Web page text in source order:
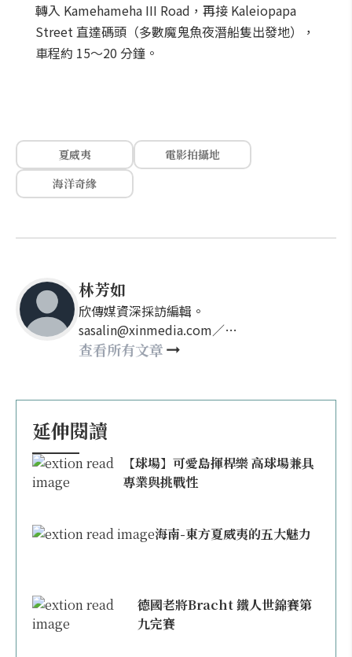
轉入 Kamehameha III Road，再接 Kaleiopapa
Street 直達碼頭（多數魔鬼魚夜潛船隻出發地），
車程約 15～20 分鐘。
夏威夷
電影拍攝地
海洋奇緣
林芳如
欣傳媒資深採訪編輯。
sasalin@xinmedia.com／
happy21917@gmail.com
查看所有文章
延伸閱讀
【球場】可愛島揮桿樂 高球場兼具
專業與挑戰性
海南-東方夏威夷的五大魅力
德國老將Bracht 鐵人世錦賽第
九完賽